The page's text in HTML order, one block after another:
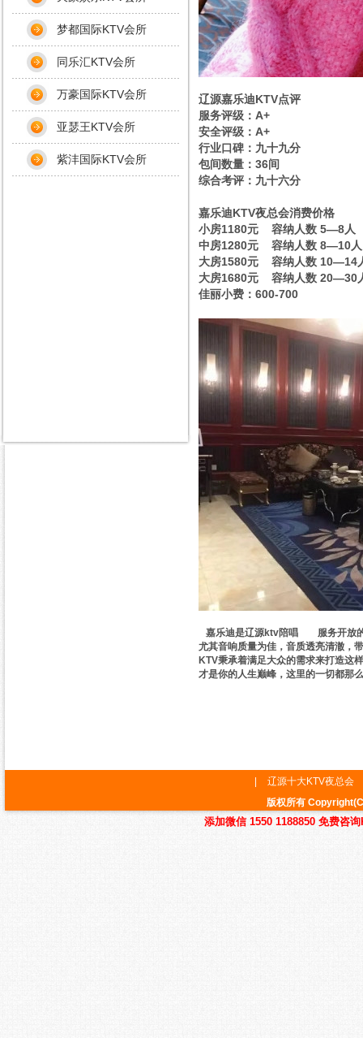
辽源嘉乐迪KTV点评
服务评级：A+
安全评级：A+
行业口碑：九十九分
包间数量：36间
综合考评：九十六分
嘉乐迪KTV夜总会消费价格
小房1180元 容纳人数 5—8人
中房1280元 容纳人数 8—10人
大房1580元 容纳人数 10—14
大房1680元 容纳人数 20—30
佳丽小费：600-700
嘉乐迪是辽源ktv陪唱
服务开放
尤其音响质量为佳，音质透亮清澈，
KTV秉承着满足大众的需求来打造这
才是你的人生巅峰，这里的一切都那
梦都国际KTV会所
同乐汇KTV会所
万豪国际KTV会所
亚瑟王KTV会所
紫沣国际KTV会所
辽源十大KTV夜总会
版权所有
添加微信 1550 1188850 免费咨